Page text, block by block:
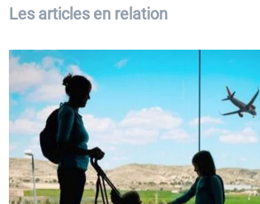
Les articles en relation